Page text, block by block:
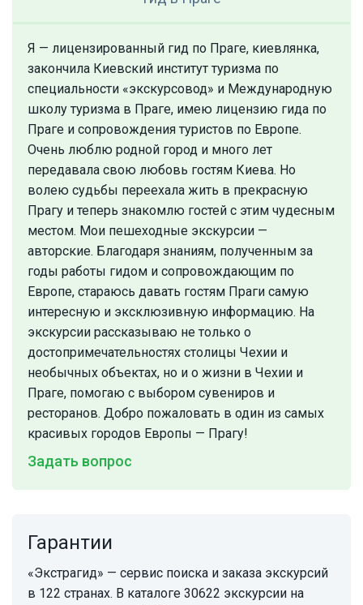
Я — лицензированный гид по Праге, киевлянка,
закончила Киевский институт туризма по
специальности «экскурсовод» и Международную
школу туризма в Праге, имею лицензию гида по
Праге и сопровождения туристов по Европе.
Очень люблю родной город и много лет
передавала свою любовь гостям Киева. Но
волею судьбы переехала жить в прекрасную
Прагу и теперь знакомлю гостей с этим чудесным
местом. Мои пешеходные экскурсии —
авторские. Благодаря знаниям, полученным за
годы работы гидом и сопровождающим по
Европе, стараюсь давать гостям Праги самую
интересную и эксклюзивную информацию. На
экскурсии рассказываю не только о
достопримечательностях столицы Чехии и
необычных объектах, но и о жизни в Чехии и
Праге, помогаю с выбором сувениров и
ресторанов. Добро пожаловать в один из самых
красивых городов Европы — Прагу!
Задать вопрос
Гарантии
«Экстрагид» — сервис поиска и заказа экскурсий
в 122 странах. В каталоге 30622 экскурсии на